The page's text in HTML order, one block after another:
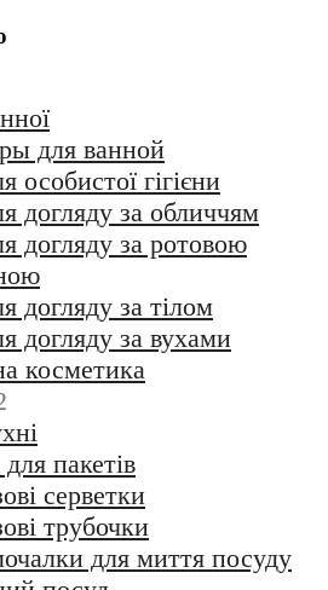
для ванной
особистої гігієни
догляду за обличчям
догляду за ротовою
догляду за тілом
догляду за вухами
косметика
для пакетів
серветки
трубочки
для миття посуду